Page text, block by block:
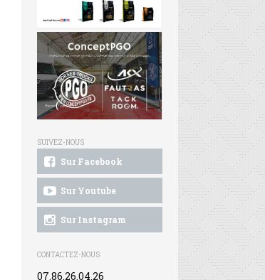
SUIVEZ-NOUS
Sur Facebook
Sur Youtube
Sur Instagram
CONTACTEZ-NOUS
07.86.26.04.26